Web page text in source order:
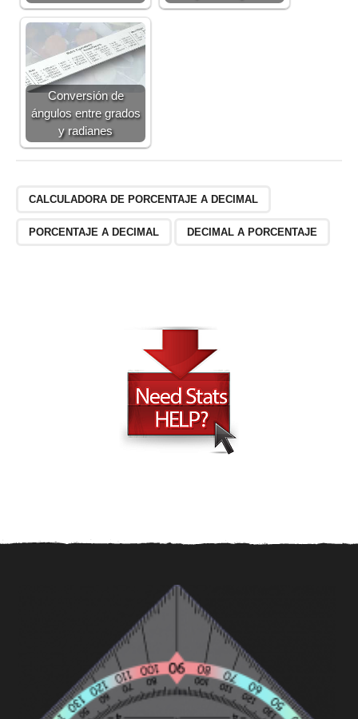
Conversión de
ángulos entre grados
y radianes
CALCULADORA DE PORCENTAJE A DECIMAL
PORCENTAJE A DECIMAL DECIMAL A PORCENTAJE